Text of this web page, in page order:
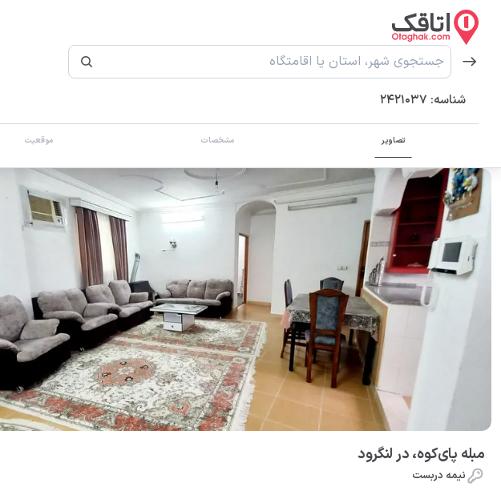
شناسه: 2421037
تصاویر مشخصات موقعیت
مبله پای‌‌کوه، در لنگرود
نیمه دربست